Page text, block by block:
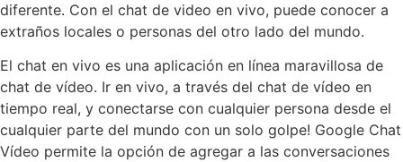
diferente. Con el chat de video en vivo, puede conocer a
extraños locales o personas del otro lado del mundo.
El chat en vivo es una aplicación en línea maravillosa de
chat de vídeo. Ir en vivo, a través del chat de vídeo en
tiempo real, y conectarse con cualquier persona desde el
cualquier parte del mundo con un solo golpe! Google Chat
Vídeo permite la opción de agregar a las conversaciones